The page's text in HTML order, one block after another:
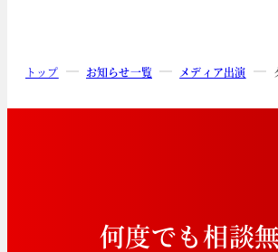
トップ お知らせ一覧 メディア出演
何度でも相談無